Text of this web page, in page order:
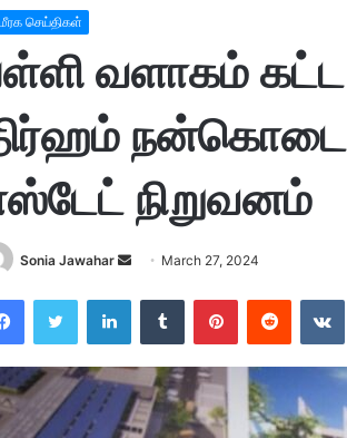
செய்திகள்
வளாகம்
நன்கொடை
நிறுவனம்
Sonia Jawahar
a
n
e
March 27, 2024